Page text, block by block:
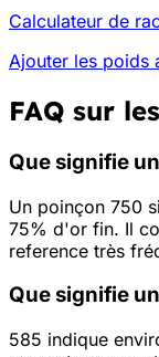
Calculateur de
Ajouter les poids
FAQ sur
Que signifie
Un poinçon 750
75% d'or fin. Il
reference très
Que signifie
585 indique